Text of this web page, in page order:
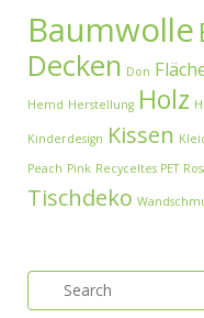
Baumwolle
Decken Don
Hemd Herstellung Holz
Kinderdesign Kissen
Peach Pink Recyceltes PET
Tischdeko